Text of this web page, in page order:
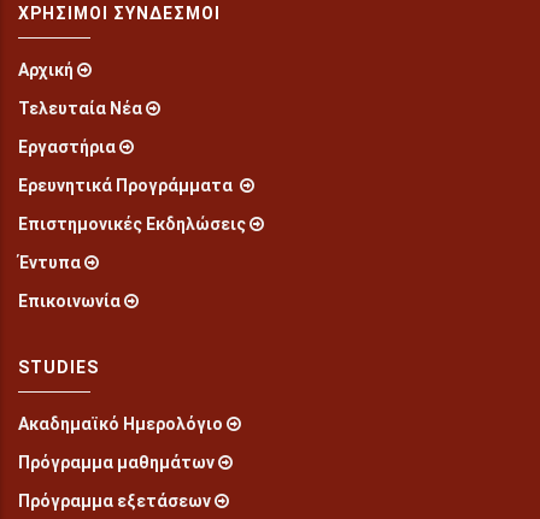
ΧΡΉΣΙΜΟΙ ΣΎΝΔΕΣΜΟΙ
Αρχική
Τελευταία Νέα
Εργαστήρια
Ερευνητικά Προγράμματα
Επιστημονικές Εκδηλώσεις
Έντυπα
Επικοινωνία
STUDIES
Ακαδημαϊκό Ημερολόγιο
Πρόγραμμα μαθημάτων
Πρόγραμμα εξετάσεων